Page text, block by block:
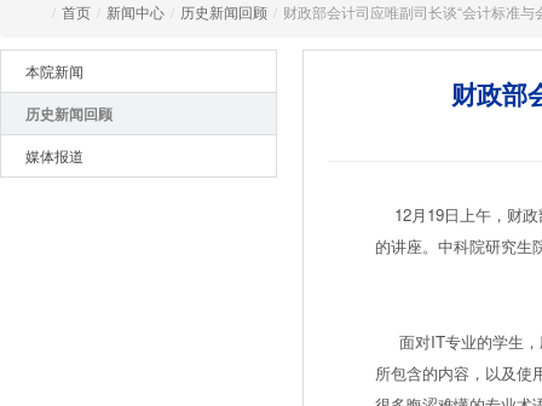
/ 首页 / 新闻中心 / 历史新闻回顾 / 财政部会计司应唯副司长谈“会计标准与
本院新闻
历史新闻回顾
媒体报道
财政部
12月19日上午，财政
的讲座。中科院研究生
面对IT专业的学生，
所包含的内容，以及使